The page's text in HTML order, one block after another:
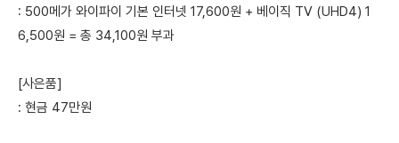
: 500메가 와이파이 기본 인터넷 17,600원 + 베이직 TV (UHD4) 1
6,500원 = 총 34,100원 부과
[사은품]
: 현금 47만원